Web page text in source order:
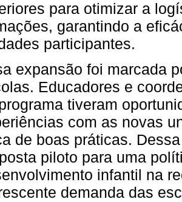
para otimizar a
garantindo a
participantes.
expansão foi marcada
Educadores e
tiveram
com as novas
de boas práticas.
piloto para uma
infantil na
demanda das